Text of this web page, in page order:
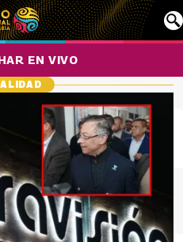
EN VIVO